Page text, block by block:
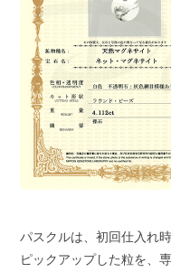
パスクルは、初回仕入れ
ピックアップした粒を、